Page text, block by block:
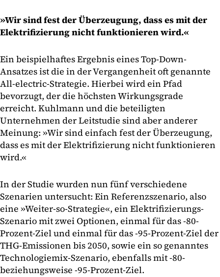
»Wir sind fest der Überzeugung, dass es mit der
Elektrifizierung nicht funktionieren wird.«
Ein beispielhaftes Ergebnis eines Top-Down-
Ansatzes ist die in der Vergangenheit oft genannte
All-electric-Strategie. Hierbei wird ein Pfad
bevorzugt, der die höchsten Wirkungsgrade
erreicht. Kuhlmann und die beteiligten
Unternehmen der Leitstudie sind aber anderer
Meinung: »Wir sind einfach fest der Überzeugung,
dass es mit der Elektrifizierung nicht funktionieren
wird.«
In der Studie wurden nun fünf verschiedene
Szenarien untersucht: Ein Referenzszenario, also
eine »Weiter-so-Strategie«, ein Elektrifizierungs-
Szenario mit zwei Optionen, einmal für das -80-
Prozent-Ziel und einmal für das -95-Prozent-Ziel der
THG-Emissionen bis 2050, sowie ein so genanntes
Technologiemix-Szenario, ebenfalls mit -80-
beziehungsweise -95-Prozent-Ziel.